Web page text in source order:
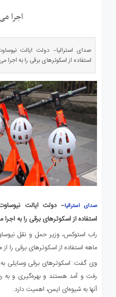
اجرا
صدای استرالیا– دولت ایالت
استفاده از اسکوترهای برقی را به
صدای استرالیا– دولت ایالت
استفاده از اسکوترهای برقی را به اجرا
راب استوکس، وزیر حمل و نقل
ماهه استفاده از اسکوترهای برقی را از
وی گفت: اسکوترهای برقی وسایلی
رفت و آمد هستند و بهره‌گیری و به
آنها به شیوه‌ای ایمن، اهمیت دارد.